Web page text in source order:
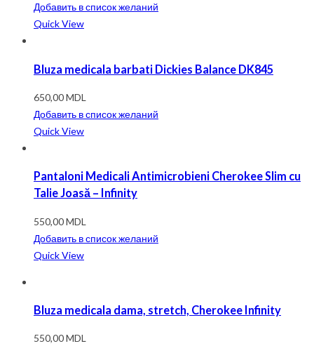
Добавить в список желаний
Quick View
Bluza medicala barbati Dickies Balance DK845
650,00MDL
Добавить в список желаний
Quick View
Pantaloni Medicali Antimicrobieni Cherokee Slim cu
Talie Joasă – Infinity
550,00MDL
Добавить в список желаний
Quick View
Bluza medicala dama, stretch, Cherokee Infinity
550,00MDL